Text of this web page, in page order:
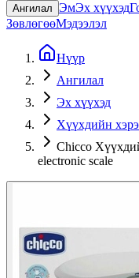
Ангилал ЭмЭх хүүхэд
ЗөвлөгөөМэдээлэл
Нүүр
Ангилал
Эх хүүхэд
Хүүхдийн
Chicco
electronic scale